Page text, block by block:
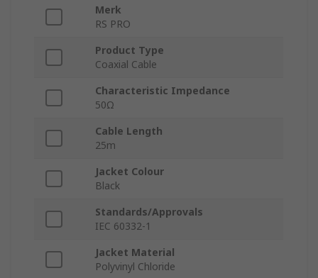
Merk
RS PRO
Product Type
Coaxial Cable
Characteristic Impedance
50Ω
Cable Length
25m
Jacket Colour
Black
Standards/Approvals
IEC 60332-1
Jacket Material
Polyvinyl Chloride